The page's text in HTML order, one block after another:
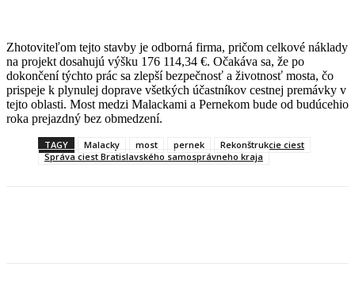
Zhotoviteľom tejto stavby je odborná firma, pričom celkové náklady
na projekt dosahujú výšku 176 114,34 €. Očakáva sa, že po
dokončení týchto prác sa zlepší bezpečnosť a životnosť mosta, čo
prispeje k plynulej doprave všetkých účastníkov cestnej premávky v
tejto oblasti. Most medzi Malackami a Pernekom bude od budúcehio
roka prejazdný bez obmedzení.
TAGY Malacky most pernek
Rekonštrukcie ciest
Správa ciest Bratislavského samosprávneho kraja